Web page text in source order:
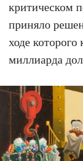
критическом
приняло
ходе
миллиарда